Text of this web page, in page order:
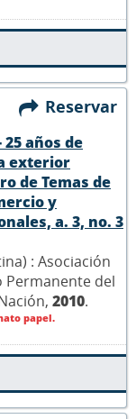
Reservar
25 años de
exterior
de Temas de
y
a. 3, no. 3
: Asociación
Permanente del
2010.
papel.